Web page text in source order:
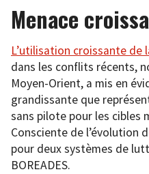
Menace
L’utilisation croissante de
dans les conflits récents,
Moyen-Orient, a mis en
grandissante que
sans pilote pour les cibles
Consciente de l’évolution
pour deux systèmes de
BOREADES.